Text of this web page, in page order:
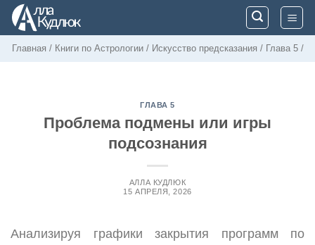
Skip
contentГлавная / Книги по Астрологии / Искусство предсказания / Глава 5 /
ГЛАВА 5
Проблема подмены или игры
подсознания
АЛЛА КУДЛЮК
15 АПРЕЛЯ, 2026
Анализируя графики закрытия программ по